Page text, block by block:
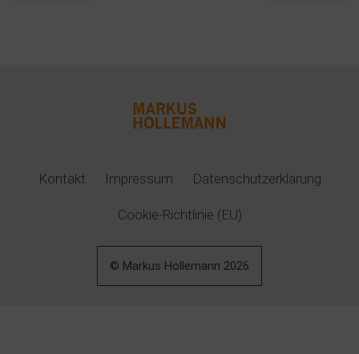
Kontakt Impressum Datenschutzerklärung
Cookie-Richtlinie (EU)
© Markus Hollemann 2026